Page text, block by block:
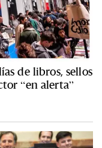
de libros, sellos
“en alerta”